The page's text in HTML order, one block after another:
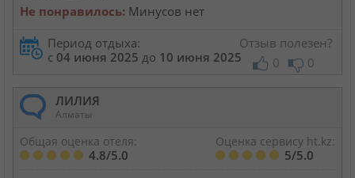
Не понравилось: Минусов нет
Период отдыха:
с 04 июня 2025 до 10 июня 2025
Отзыв полезен?
0
0
ЛИЛИЯ
Алматы
Общая оценка отеля:
4.8/5.0
Оценка сервису ht.kz:
5/5.0